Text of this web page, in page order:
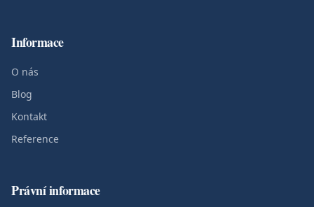
Informace
O nás
Blog
Kontakt
Reference
Právní informace